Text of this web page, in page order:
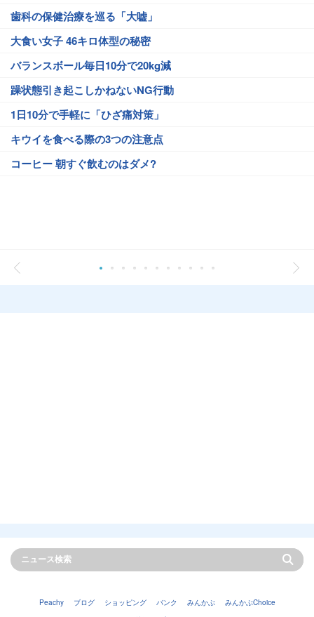
歯科の保健治療を巡る「大嘘」
大食い女子 46キロ体型の秘密
バランスボール毎日10分で20kg減
躁状態引き起こしかねないNG行動
1日10分で手軽に「ひざ痛対策」
キウイを食べる際の3つの注意点
コーヒー 朝すぐ飲むのはダメ?
Peachy ブログ ショッピング バンク みんかぶ
みんかぶChoice